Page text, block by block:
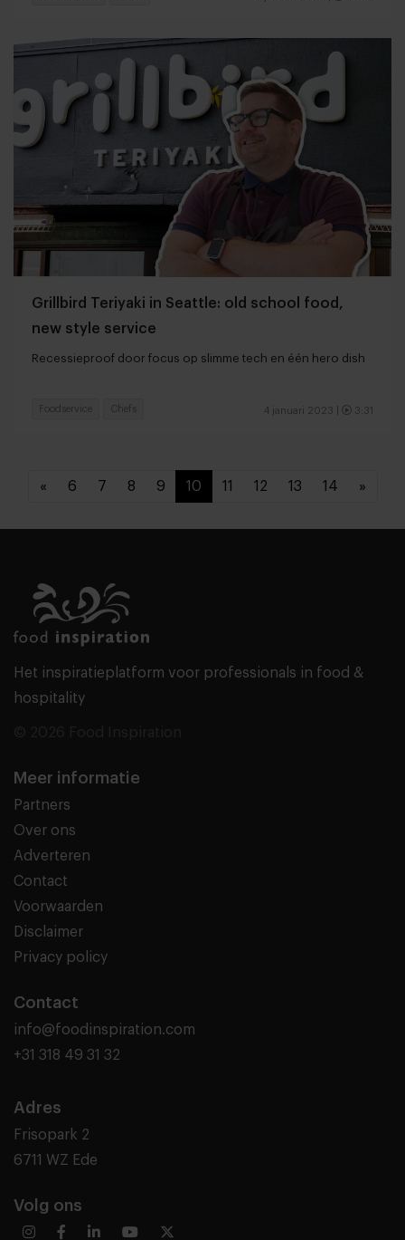
Grillbird Teriyaki in Seattle: old school food,
new style service
Recessieproof door focus op slimme tech en één hero dish
4 januari 2023 3:31
Foodservice Chefs
« 6 7 8 9 10 11 12 13 14 »
Het inspiratieplatform voor professionals in food &
hospitality
Meer informatie
Partners
Over ons
Adverteren
Contact
Voorwaarden
Disclaimer
Privacy policy
Contact
info@foodinspiration.com
+31 318 49 31 32
Adres
Frisopark 2
6711 WZ Ede
Volg ons